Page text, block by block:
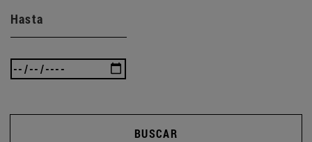
Hasta
BUSCAR